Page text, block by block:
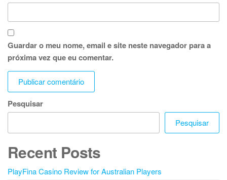
Guardar o meu nome, email e site neste navegador para a
próxima vez que eu comentar.
Pesquisar
Pesquisar
Recent Posts
PlayFina Casino Review for Australian Players